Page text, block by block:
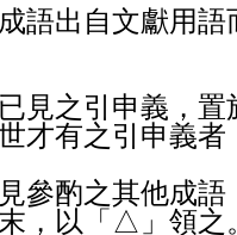
語出自文獻用語
見之引申義，置
才有之引申義者
參酌之其他成語
，以「△」領之